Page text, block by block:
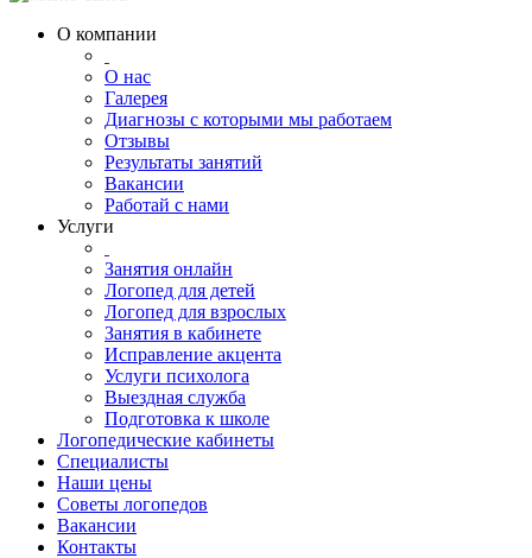
О компании
О нас
Галерея
Диагнозы с которыми мы работаем
Отзывы
Результаты занятий
Вакансии
Работай с нами
Услуги
Занятия онлайн
Логопед для детей
Логопед для взрослых
Занятия в кабинете
Исправление акцента
Услуги психолога
Выездная служба
Подготовка к школе
Логопедические кабинеты
Специалисты
Наши цены
Советы логопедов
Вакансии
Контакты